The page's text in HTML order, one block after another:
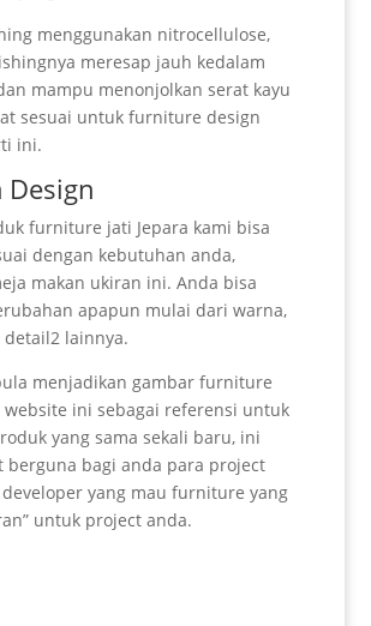
menggunakan nitrocellulose,
meresap jauh kedalam
mampu menonjolkan serat kayu
sesuai untuk furniture design
ini.
Design
furniture jati Jepara kami bisa
dengan kebutuhan anda,
makan ukiran ini. Anda bisa
apapun mulai dari warna,
lainnya.
menjadikan gambar furniture
website ini sebagai referensi untuk
yang sama sekali baru, ini
berguna bagi anda para project
yang mau furniture yang
untuk project anda.